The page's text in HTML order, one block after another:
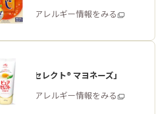
商品・アレルギー情報をみる
「ピュアセレクト® マヨネーズ」
商品・アレルギー情報をみる